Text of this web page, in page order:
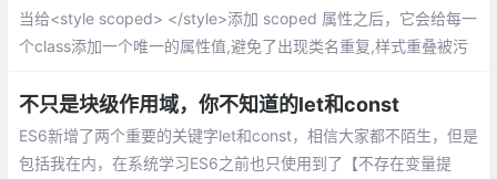
当给<style scoped> </style>添加 scoped 属性之后，它会给每一
个class添加一个唯一的属性值,避免了出现类名重复,样式重叠被污
不只是块级作用域，你不知道的let和const
ES6新增了两个重要的关键字let和const，相信大家都不陌生，但是
包括我在内，在系统学习ES6之前也只使用到了【不存在变量提